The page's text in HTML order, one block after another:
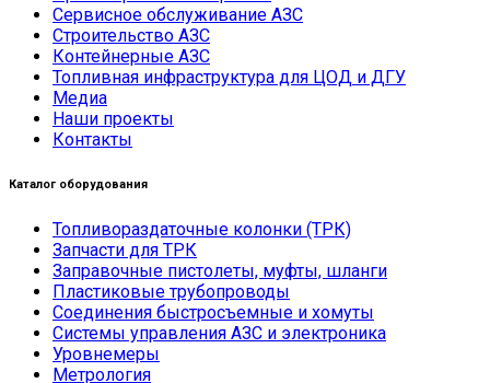
Сервисное обслуживание АЗС
Строительство АЗС
Контейнерные АЗС
Топливная инфраструктура для ЦОД и ДГУ
Медиа
Наши проекты
Контакты
Каталог оборудования
Топливораздаточные колонки (ТРК)
Запчасти для ТРК
Заправочные пистолеты, муфты, шланги
Пластиковые трубопроводы
Соединения быстросъемные и хомуты
Системы управления АЗС и электроника
Уровнемеры
Метрология